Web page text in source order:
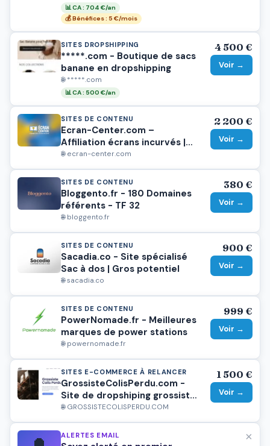
📊 CA : 704 €/an
💰 Bénéfices : 5 €/mois
SITES DROPSHIPPING
*****.com - Boutique de sacs
banane en dropshipping
🌐 *****.com
📊 CA : 500 €/an
4 500 €
Voir →
SITES DE CONTENU
Ecran-Center.com –
Affiliation écrans incurvés |
Gros potentiel de
développement
🌐 ecran-center.com
2 200 €
Voir →
SITES DE CONTENU
Bloggento.fr - 180 Domaines
référents - TF 32
🌐 bloggento.fr
380 €
Voir →
SITES DE CONTENU
Sacadia.co - Site spécialisé
Sac à dos | Gros potentiel
🌐 sacadia.co
900 €
Voir →
SITES DE CONTENU
PowerNomade.fr - Meilleures
marques de power stations
🌐 powernomade.fr
999 €
Voir →
SITES E-COMMERCE À RELANCER
GrossisteColisPerdu.com -
Site de dropshiping grossiste
Colis perdu
🌐 GROSSISTECOLISPERDU.COM
1 500 €
Voir →
ALERTES EMAIL ×